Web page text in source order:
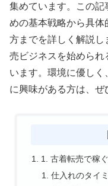
集めています。この記
めの基本戦略から具
方までを詳しく解説
売ビジネスを始められ
います。環境に優し
に興味がある方は、ぜ
1. 古着転売で稼
仕入れのタイ